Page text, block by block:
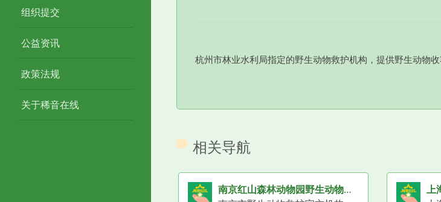
组织提交
公益资讯
政策法规
关于稀音在线
杭州市林业水利局指定的野生动物救护机构，提供野生动物
相关导航
南京红山森林动物园野生动物救护中心
上